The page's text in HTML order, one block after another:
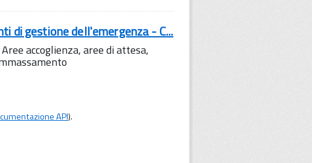
di gestione dell'emergenza - C...
accoglienza, aree di attesa,
API).